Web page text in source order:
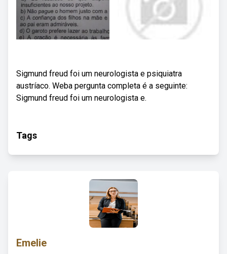
Sigmund freud foi um neurologista e psiquiatra
austríaco. Weba pergunta completa é a seguinte:
Sigmund freud foi um neurologista e.
Tags
Emelie